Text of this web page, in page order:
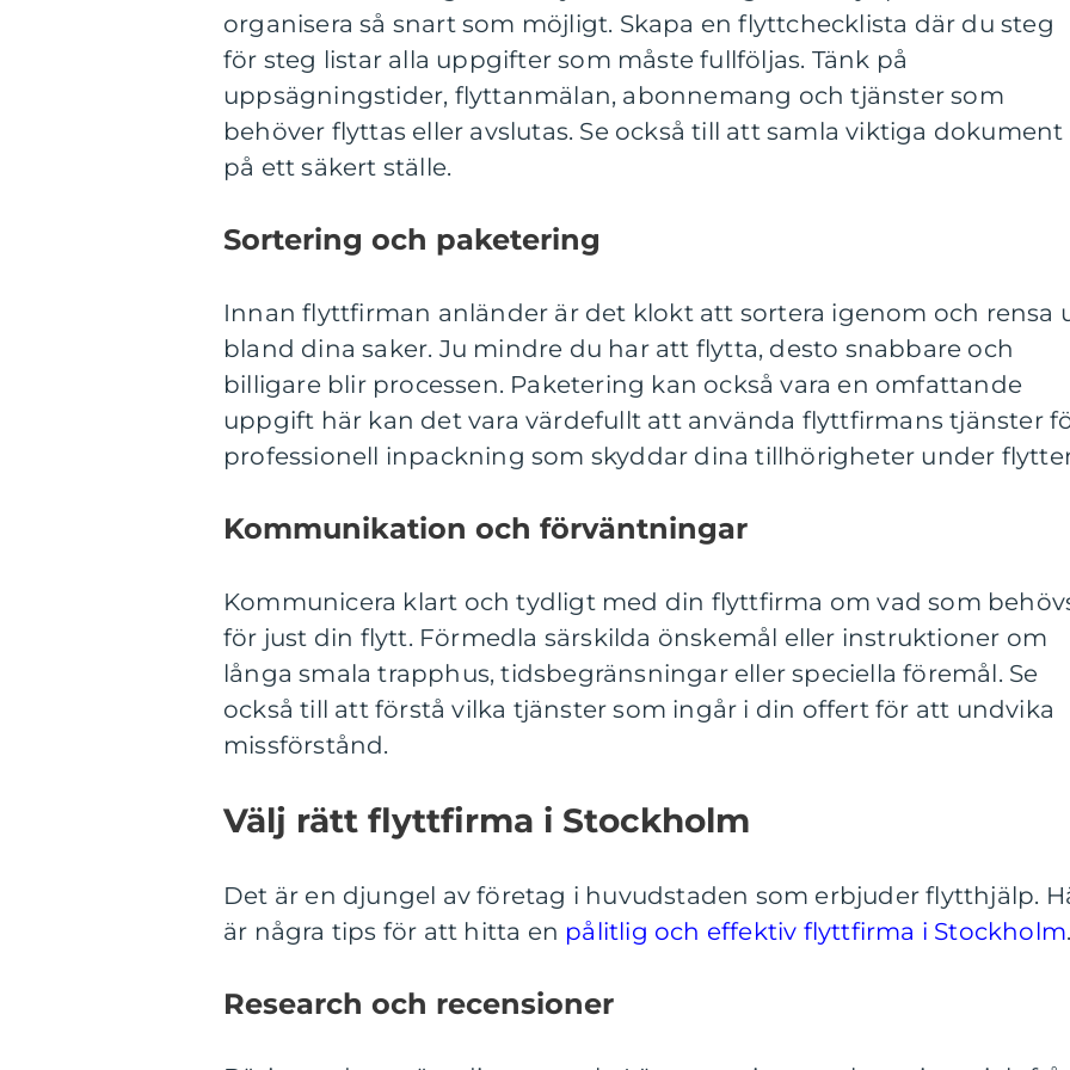
organisera så snart som möjligt. Skapa en flyttchecklista där du steg
för steg listar alla uppgifter som måste fullföljas. Tänk på
uppsägningstider, flyttanmälan, abonnemang och tjänster som
behöver flyttas eller avslutas. Se också till att samla viktiga dokument
på ett säkert ställe.
Sortering och paketering
Innan flyttfirman anländer är det klokt att sortera igenom och rensa
bland dina saker. Ju mindre du har att flytta, desto snabbare och
billigare blir processen. Paketering kan också vara en omfattande
uppgift här kan det vara värdefullt att använda flyttfirmans tjänster
professionell inpackning som skyddar dina tillhörigheter under
Kommunikation och förväntningar
Kommunicera klart och tydligt med din flyttfirma om vad som
för just din flytt. Förmedla särskilda önskemål eller instruktioner om
långa smala trapphus, tidsbegränsningar eller speciella föremål. Se
också till att förstå vilka tjänster som ingår i din offert för att undvika
missförstånd.
Välj rätt flyttfirma i Stockholm
Det är en djungel av företag i huvudstaden som erbjuder flytthjälp.
är några tips för att hitta en pålitlig och effektiv flyttfirma i Stockholm.
Research och recensioner